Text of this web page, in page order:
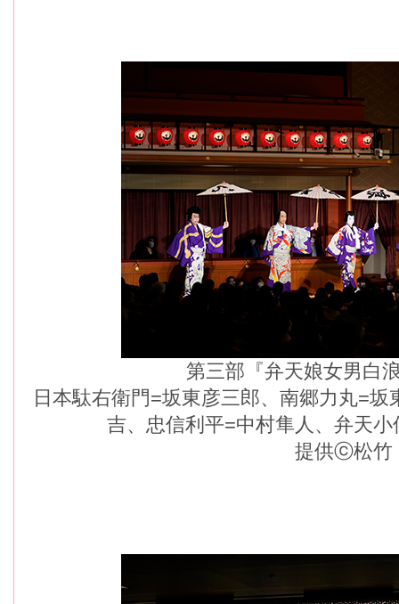
第三部『弁天娘女男白
日本駄右衛門=坂東彦三郎、南郷力丸=
吉、忠信利平=中村隼人、弁天
提供ⓒ松竹